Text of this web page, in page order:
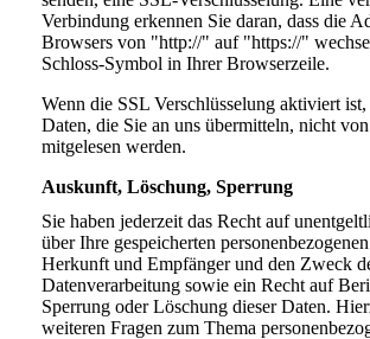
Verbindung erkennen Sie daran, dass die
Browsers von "http://" auf "https://"
Schloss-Symbol in Ihrer Browserzeile.
Wenn die SSL Verschlüsselung aktiviert
Daten, die Sie an uns übermitteln, nicht
mitgelesen werden.
Auskunft, Löschung, Sperrung
Sie haben jederzeit das Recht auf
über Ihre gespeicherten
Herkunft und Empfänger und den Zweck
Datenverarbeitung sowie ein Recht auf
Sperrung oder Löschung dieser Daten.
weiteren Fragen zum Thema